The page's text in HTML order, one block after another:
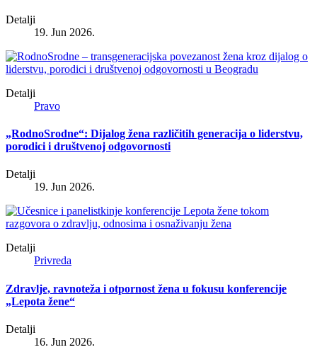
Detalji
19. Jun 2026.
Detalji
Pravo
„RodnoSrodne“: Dijalog žena različitih generacija o liderstvu,
porodici i društvenoj odgovornosti
Detalji
19. Jun 2026.
Detalji
Privreda
Zdravlje, ravnoteža i otpornost žena u fokusu konferencije
„Lepota žene“
Detalji
16. Jun 2026.